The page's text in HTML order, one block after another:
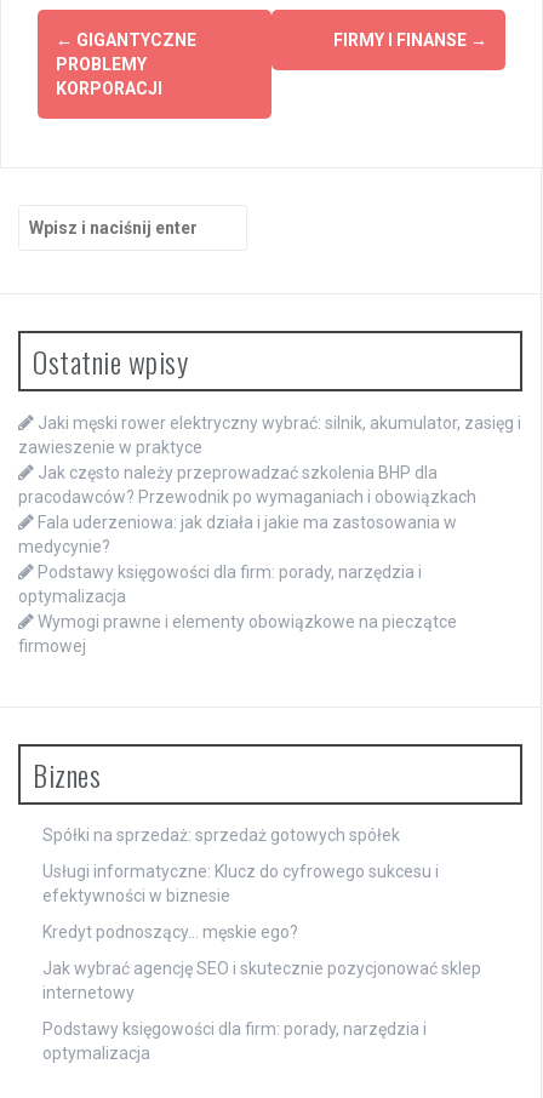
Zobacz
wpisy
← GIGANTYCZNE
PROBLEMY
KORPORACJI
FIRMY I FINANSE →
Szukaj:
Ostatnie wpisy
Jaki męski rower elektryczny wybrać: silnik, akumulator, zasięg i
zawieszenie w praktyce
Jak często należy przeprowadzać szkolenia BHP dla
pracodawców? Przewodnik po wymaganiach i obowiązkach
Fala uderzeniowa: jak działa i jakie ma zastosowania w
medycynie?
Podstawy księgowości dla firm: porady, narzędzia i
optymalizacja
Wymogi prawne i elementy obowiązkowe na pieczątce
firmowej
Biznes
Spółki na sprzedaż: sprzedaż gotowych spółek
Usługi informatyczne: Klucz do cyfrowego sukcesu i
efektywności w biznesie
Kredyt podnoszący… męskie ego?
Jak wybrać agencję SEO i skutecznie pozycjonować sklep
internetowy
Podstawy księgowości dla firm: porady, narzędzia i
optymalizacja